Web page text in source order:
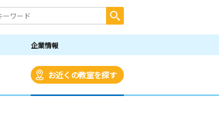
企業情報
お近くの教室を探す